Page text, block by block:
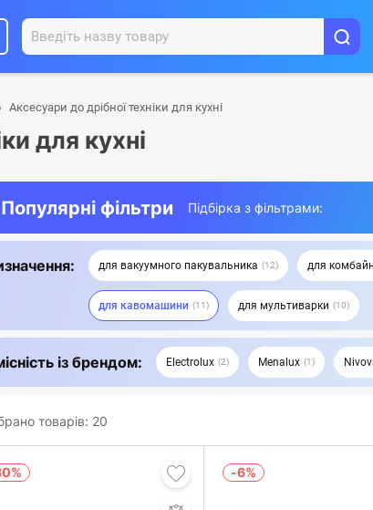
Аксесуари до дрібної техніки для кухні
для кухні
Популярні фільтри Підбірка з фільтрами:
для вакуумного пакувальника 12 для
для кавомашини 11 для мультиварки 10
із брендом: Electrolux 2 Menalux 1
товарів: 20
-6%